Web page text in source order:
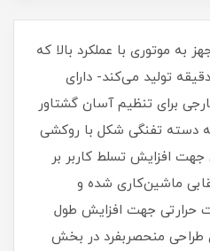
به موتوری با عملکرد بالا که
1800 دور در دقیقه تولید می‌کند- دارای
برای تنظیم آسان گشتاور
دسته تفنگی شکل با روکشی
افزایش تسلط کاربر بر
ماشین‌کاری شده و
جهت افزایش طول
طراحی منحصربفرد در بخش